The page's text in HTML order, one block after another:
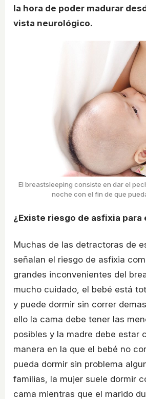
la hora de poder madurar
vista neurológico.
El breastsleeping consiste en dar el
noche con el fin de que
¿Existe riesgo de asfixia para
Muchas de las detractoras de
señalan el riesgo de asfixia
grandes inconvenientes del
mucho cuidado, el bebé está
y puede dormir sin correr
ello la cama debe tener las
posibles y la madre debe estar
manera en la que el bebé no
pueda dormir sin problema
familias, la mujer suele dormir
cama mientras que el marido